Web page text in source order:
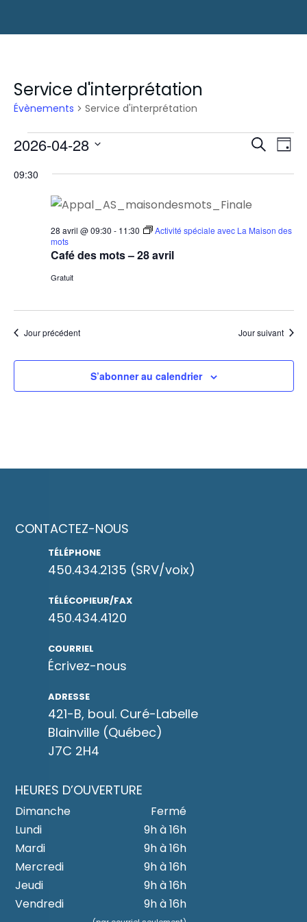
Service d'interprétation
Évènements Service d'interprétation
Évènements
28
2026
vues
de
Jour
2026-04-28
une
09:30
Café des mots – 28 avril
28 avril @ 09:30 - 11:30
Activité spéciale avec La Maison des
mots
Gratuit
Jour précédent Jour suivant
S’abonner au calendrier
CONTACTEZ-NOUS
TÉLÉPHONE
450.434.2135 (SRV/voix)
TÉLÉCOPIEUR/FAX
450.434.4120
COURRIEL
Écrivez-nous
ADRESSE
421-B, boul. Curé-Labelle
Blainville (Québec)
J7C 2H4
HEURES D’OUVERTURE
Dimanche
Fermé
Lundi
9h à 16h
Mardi
9h à 16h
Mercredi
9h à 16h
Jeudi
9h à 16h
Vendredi
9h à 16h